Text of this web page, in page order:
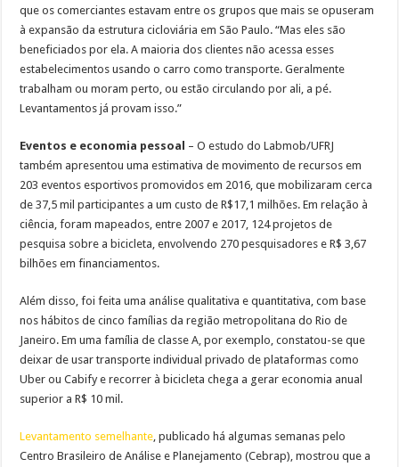
que os comerciantes estavam entre os grupos que mais se opuseram
à expansão da estrutura cicloviária em São Paulo. “Mas eles são
beneficiados por ela. A maioria dos clientes não acessa esses
estabelecimentos usando o carro como transporte. Geralmente
trabalham ou moram perto, ou estão circulando por ali, a pé.
Levantamentos já provam isso.”
Eventos e economia pessoal – O estudo do Labmob/UFRJ
também apresentou uma estimativa de movimento de recursos em
203 eventos esportivos promovidos em 2016, que mobilizaram cerca
de 37,5 mil participantes a um custo de R$17,1 milhões. Em relação à
ciência, foram mapeados, entre 2007 e 2017, 124 projetos de
pesquisa sobre a bicicleta, envolvendo 270 pesquisadores e R$ 3,67
bilhões em financiamentos.
Além disso, foi feita uma análise qualitativa e quantitativa, com base
nos hábitos de cinco famílias da região metropolitana do Rio de
Janeiro. Em uma família de classe A, por exemplo, constatou-se que
deixar de usar transporte individual privado de plataformas como
Uber ou Cabify e recorrer à bicicleta chega a gerar economia anual
superior a R$ 10 mil.
Levantamento semelhante , publicado há algumas semanas pelo
Centro Brasileiro de Análise e Planejamento (Cebrap), mostrou que a